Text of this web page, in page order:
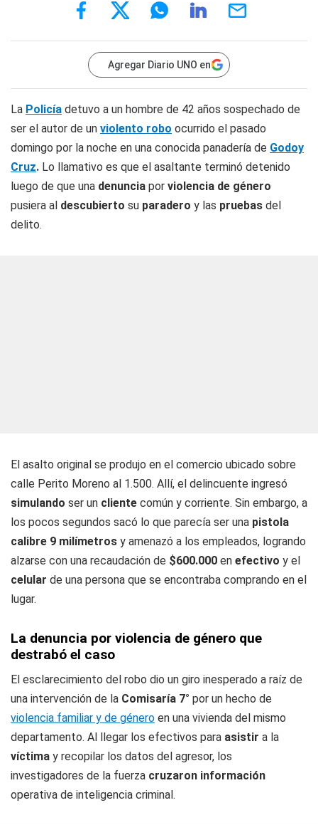
Agregar Diario UNO en
La Policía detuvo a un hombre de 42 años sospechado de
ser el autor de un violento robo ocurrido el pasado
domingo por la noche en una conocida panadería de Godoy
Cruz. Lo llamativo es que el asaltante terminó detenido
luego de que una denuncia por violencia de género
pusiera al descubierto su paradero y las pruebas del
delito.
El asalto original se produjo en el comercio ubicado sobre
calle Perito Moreno al 1.500. Allí, el delincuente ingresó
simulando ser un cliente común y corriente. Sin embargo, a
los pocos segundos sacó lo que parecía ser una pistola
calibre 9 milímetros y amenazó a los empleados, logrando
alzarse con una recaudación de $600.000 en efectivo y el
celular de una persona que se encontraba comprando en el
lugar.
La denuncia por violencia de género que
destrabó el caso
El esclarecimiento del robo dio un giro inesperado a raíz de
una intervención de la Comisaría 7° por un hecho de
violencia familiar y de género en una vivienda del mismo
departamento. Al llegar los efectivos para asistir a la
víctima y recopilar los datos del agresor, los
investigadores de la fuerza cruzaron información
operativa de inteligencia criminal.